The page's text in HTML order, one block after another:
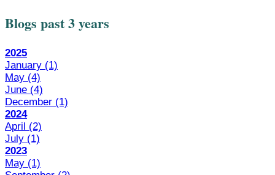
Blogs past 3 years
2025
January (1)
May (4)
June (4)
December (1)
2024
April (2)
July (1)
2023
May (1)